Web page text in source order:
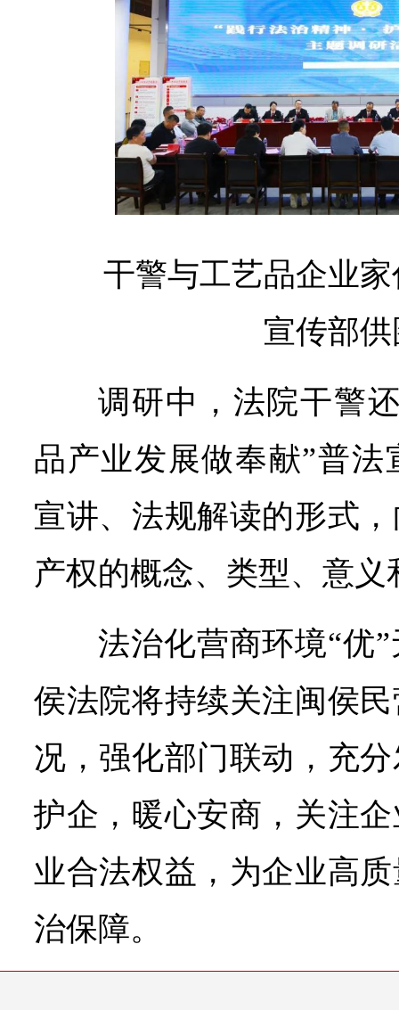
干警与工艺品企业
宣传部
调研中，法院干警
品产业发展做奉献”普
宣讲、法规解读的形式
产权的概念、类型、意义
法治化营商环境“优
侯法院将持续关注闽侯
况，强化部门联动，充
护企，暖心安商，关注
业合法权益，为企业高
治保障。